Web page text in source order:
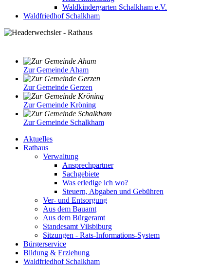
Waldkindergarten Schalkham e.V.
Waldfriedhof Schalkham
Zur Gemeinde Aham
Zur Gemeinde Gerzen
Zur Gemeinde Kröning
Zur Gemeinde Schalkham
Aktuelles
Rathaus
Verwaltung
Ansprechpartner
Sachgebiete
Was erledige ich wo?
Steuern, Abgaben und Gebühren
Ver- und Entsorgung
Aus dem Bauamt
Aus dem Bürgeramt
Standesamt Vilsbiburg
Sitzungen - Rats-Informations-System
Bürgerservice
Bildung & Erziehung
Waldfriedhof Schalkham